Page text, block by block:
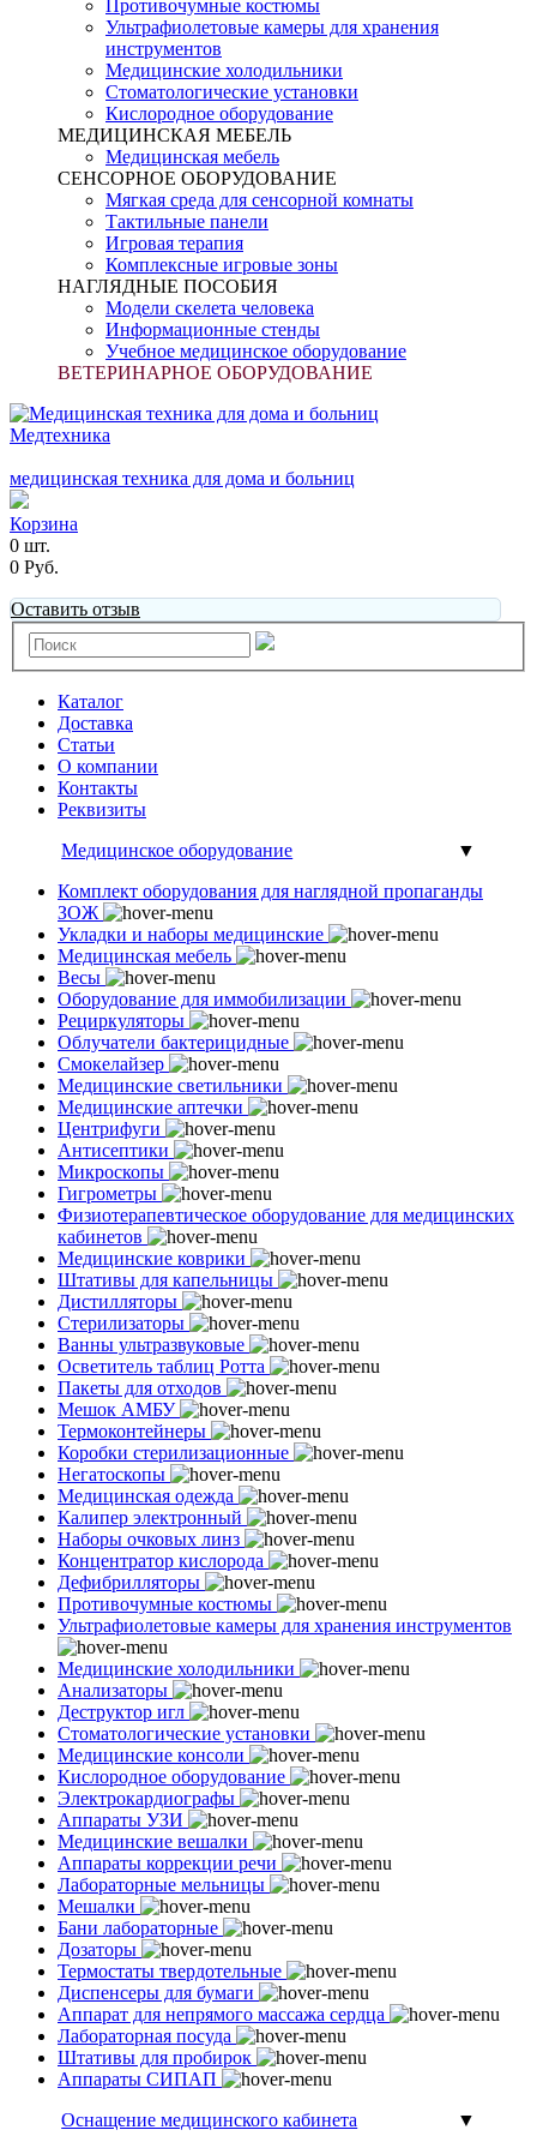
Противочумные костюмы
Ультрафиолетовые камеры для хранения
инструментов
Медицинские холодильники
Стоматологические установки
Кислородное оборудование
МЕДИЦИНСКАЯ МЕБЕЛЬ
Медицинская мебель
СЕНСОРНОЕ ОБОРУДОВАНИЕ
Мягкая среда для сенсорной комнаты
Тактильные панели
Игровая терапия
Комплексные игровые зоны
НАГЛЯДНЫЕ ПОСОБИЯ
Модели скелета человека
Информационные стенды
Учебное медицинское оборудование
ВЕТЕРИНАРНОЕ ОБОРУДОВАНИЕ
Медтехника
медицинская техника для дома и больниц
Корзина
0 шт.
0 Руб.
Оставить отзыв
Каталог
Доставка
Статьи
О компании
Контакты
Реквизиты
Медицинское оборудование
▼
Комплект оборудования для наглядной пропаганды
ЗОЖ
Укладки и наборы медицинские
Медицинская мебель
Весы
Оборудование для иммобилизации
Рециркуляторы
Облучатели бактерицидные
Смокелайзер
Медицинские светильники
Медицинские аптечки
Центрифуги
Антисептики
Микроскопы
Гигрометры
Физиотерапевтическое оборудование для медицинских
кабинетов
Медицинские коврики
Штативы для капельницы
Дистилляторы
Стерилизаторы
Ванны ультразвуковые
Осветитель таблиц Ротта
Пакеты для отходов
Мешок АМБУ
Термоконтейнеры
Коробки стерилизационные
Негатоскопы
Медицинская одежда
Калипер электронный
Наборы очковых линз
Концентратор кислорода
Дефибрилляторы
Противочумные костюмы
Ультрафиолетовые камеры для хранения инструментов
Медицинские холодильники
Анализаторы
Деструктор игл
Стоматологические установки
Медицинские консоли
Кислородное оборудование
Электрокардиографы
Аппараты УЗИ
Медицинские вешалки
Аппараты коррекции речи
Лабораторные мельницы
Мешалки
Бани лабораторные
Дозаторы
Термостаты твердотельные
Диспенсеры для бумаги
Аппарат для непрямого массажа сердца
Лабораторная посуда
Штативы для пробирок
Аппараты СИПАП
Оснащение медицинского кабинета
▼